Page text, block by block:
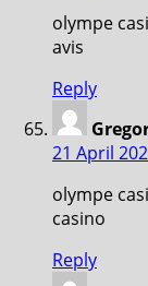
olympe
avis
Reply
21 April
olympe
casino
Reply